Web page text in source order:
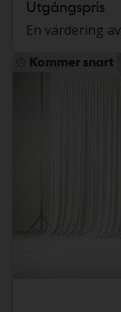
Utgångspris
En värdering
Kommer snart